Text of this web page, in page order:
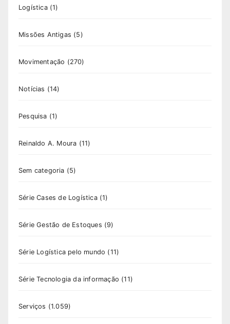
Logística(1)
Missões Antigas (5)
Movimentação (270)
Notícias (14)
Pesquisa (1)
Reinaldo A. Moura (11)
Sem categoria (5)
Série Cases de Logística(1)
Série Gestão de Estoques (9)
Série Logística pelo mundo (11)
Série Tecnologia da informação (11)
Serviços (1.059)